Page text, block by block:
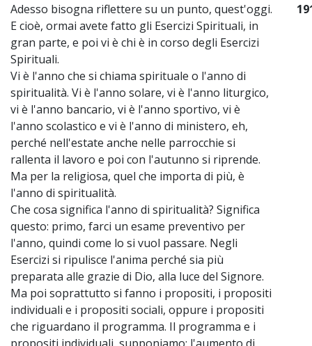
Adesso bisogna riflettere su un punto, quest'oggi.
E cioè, ormai avete fatto gli Esercizi Spirituali, in
gran parte, e poi vi è chi è in corso degli Esercizi
Spirituali.
Vi è l'anno che si chiama spirituale o l'anno di
spiritualità. Vi è l'anno solare, vi è l'anno liturgico,
vi è l'anno bancario, vi è l'anno sportivo, vi è
l'anno scolastico e vi è l'anno di ministero, eh,
perché nell'estate anche nelle parrocchie si
rallenta il lavoro e poi con l'autunno si riprende.
Ma per la religiosa, quel che importa di più, è
l'anno di spiritualità.
Che cosa significa l'anno di spiritualità? Significa
questo: primo, farci un esame preventivo per
l'anno, quindi come lo si vuol passare. Negli
Esercizi si ripulisce l'anima perché sia più
preparata alle grazie di Dio, alla luce del Signore.
Ma poi soprattutto si fanno i propositi, i propositi
individuali e i propositi sociali, oppure i propositi
che riguardano il programma. Il programma e i